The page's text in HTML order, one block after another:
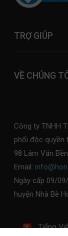
TRỢ GIÚP
VỀ CHÚNG
Công ty TNHH
phối độc quyền
98 Lâm Văn
Email:
Ngày cấp 09/
huyện Nhà Bè
Tiếng